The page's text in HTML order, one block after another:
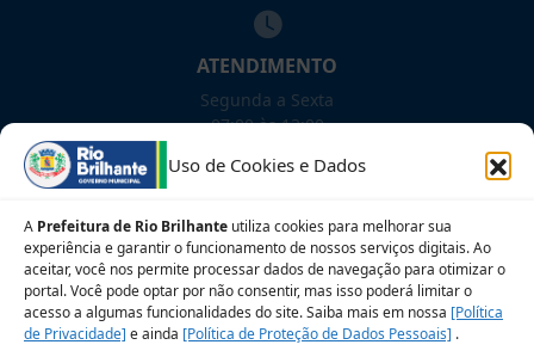
Uso de Cookies e Dados
A Prefeitura de Rio Brilhante utiliza cookies para melhorar sua
experiência e garantir o funcionamento de nossos serviços digitais. Ao
aceitar, você nos permite processar dados de navegação para otimizar o
portal. Você pode optar por não consentir, mas isso poderá limitar o
acesso a algumas funcionalidades do site. Saiba mais em nossa [Política
de Privacidade] e ainda [Política de Proteção de Dados Pessoais] .
ATENDIMENTO
Segunda a Sexta
07:00 às 13:00
NOSSAS REDES!
Siga para novidades